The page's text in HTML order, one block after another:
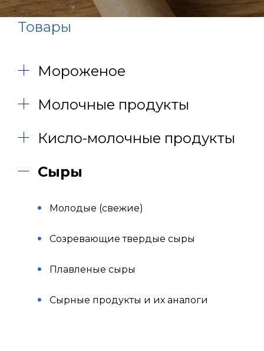
Товары
Мороженое
Молочные продукты
Кисло-молочные продукты
Сыры
Молодые (свежие)
Созревающие твердые сыры
Плавленые сыры
Сырные продукты и их аналоги